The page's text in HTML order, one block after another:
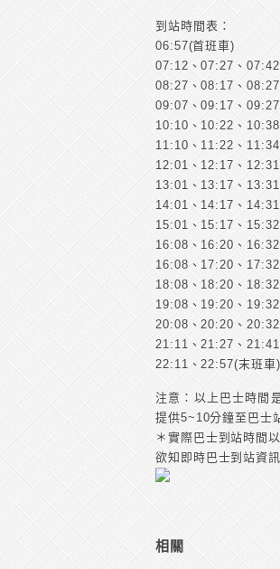
到站時間表：
06:57(首班車)
07:12、07:27、
08:27、08:17、
09:07、09:17、
10:10、10:22、
11:10、11:22、
12:01、12:17、
13:01、13:17、
14:01、14:17、
15:01、15:17、
16:08、16:20、
16:08、17:20、
18:08、18:20、
19:08、19:20、
20:08、20:20、
21:11、21:27、
22:11、22:57(末班車)
注意：以上巴士時間
提供5~10分鐘至巴士
＊實際巴士到站時間
欲知即時巴士到站資
相關